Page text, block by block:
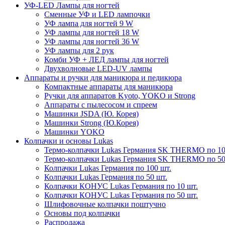
УФ-LED Лампы для ногтей
Сменные УФ и LED лампочки
УФ лампа для ногтей 9 W
УФ лампы для ногтей 18 W
УФ лампы для ногтей 36 W
УФ лампы для 2 рук
Комби УФ + ЛЕД лампы для ногтей
Двухволновые LED-UV лампы
Аппараты и ручки для маникюра и педикюра
Компактные аппараты для маникюра
Ручки для аппаратов Kyoto, YOKO и Strong
Аппараты с пылесосом и спреем
Машинки JSDA (Ю. Корея)
Машинки Strong (Ю.Корея)
Машинки YOKO
Колпачки и основы Lukas
Термо-колпачки Lukas Германия SK THERMO по
Термо-колпачки Lukas Германия SK THERMO по
Колпачки Lukas Германия по 100 шт.
Колпачки Lukas Германия по 50 шт.
Колпачки КОНУС Lukas Германия по 10 шт.
Колпачки КОНУС Lukas Германия по 50 шт.
Шлифовочные колпачки поштучно
Основы под колпачки
Распродажа